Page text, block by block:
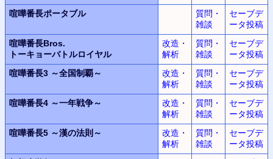
喧嘩番長ポータブル
質問・
雑談
セーブデ
ータ投稿
喧嘩番長Bros.
トーキョーバトルロイヤル
改造・
解析
質問・
雑談
セーブデ
ータ投稿
喧嘩番長3 ～全国制覇～
改造・
解析
質問・
雑談
セーブデ
ータ投稿
喧嘩番長4 ～一年戦争～
改造・
解析
質問・
雑談
セーブデ
ータ投稿
喧嘩番長5 ～漢の法則～
改造・
解析
質問・
雑談
セーブデ
ータ投稿